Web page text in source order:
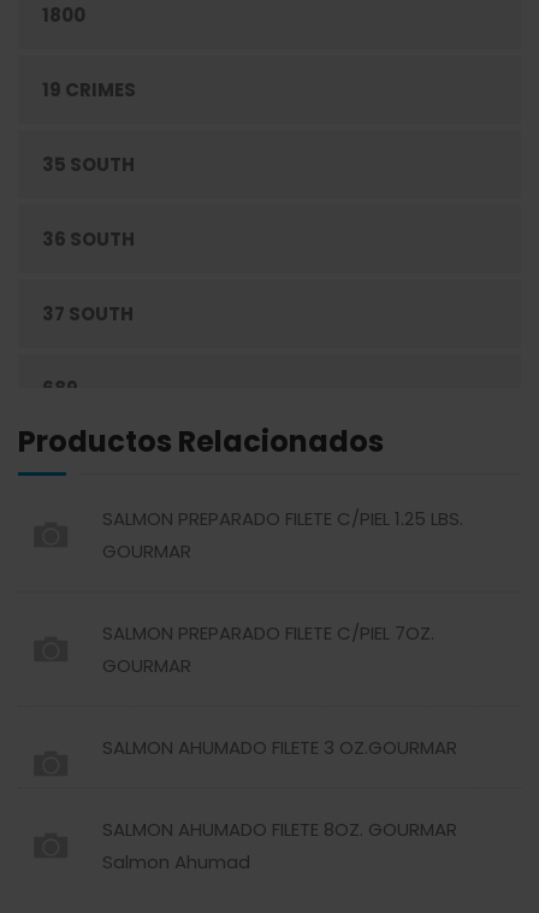
CONFITERÍA
CONGELADOS
CUIDADO PERSONAL
DESECHABLES
ENLATADOS
ESPECIAS
LAVANDERÍA
LIMPIEZA DEL HOGAR
1800
19 CRIMES
35 SOUTH
36 SOUTH
37 SOUTH
689
AMBAR
AMERICANA
Productos Relacionados
SALMON PREPARADO FILETE C/PIEL 1.25 LBS.
GOURMAR
SALMON PREPARADO FILETE C/PIEL 7OZ.
GOURMAR
SALMON AHUMADO FILETE 3 OZ.GOURMAR
SALMON AHUMADO FILETE 8OZ. GOURMAR
Salmon Ahumad